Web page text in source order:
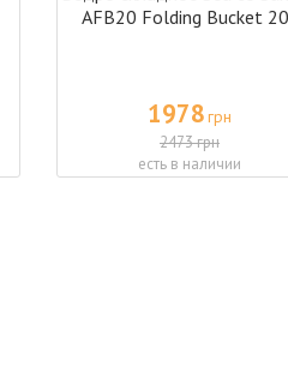
AFB20 Folding Bucket
1978грн
2473 грн
есть в наличии